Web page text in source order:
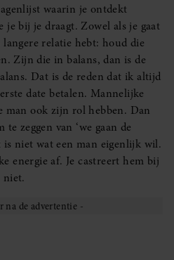
waarin je ontdekt
je bij je draagt. Zowel als je gaat
relatie hebt: houd die
Zijn die in balans, dan is de
Dat is de reden dat ik altijd
date betalen. Mannelijke
man ook zijn rol hebben. Dan
zeggen van ‘we gaan de
is niet wat een man eigenlijk wil.
energie af. Je castreert hem bij
niet.